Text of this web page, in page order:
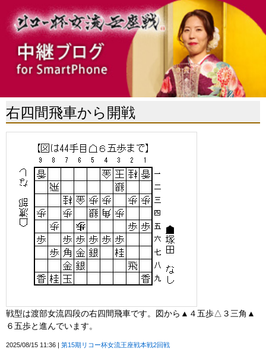
右四間飛車から開戦
戦型は渡部女流四段の右四間飛車です。図から▲４五歩△３三角▲
６五歩と進んでいます。
2025/08/15 11:36 第15期リコー杯女流王座戦本戦2回戦